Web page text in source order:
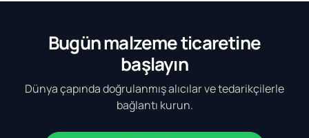
Bugün malzeme ticaretine
başlayın
Dünya çapında doğrulanmış alıcılar ve tedarikçilerle
bağlantı kurun.